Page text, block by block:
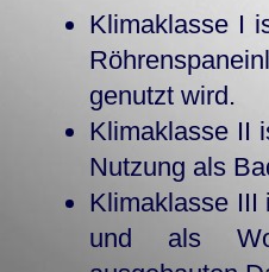
Klimaklasse I
genutzt wird.
Klimaklasse II
Nutzung als
Klimaklasse III
und als